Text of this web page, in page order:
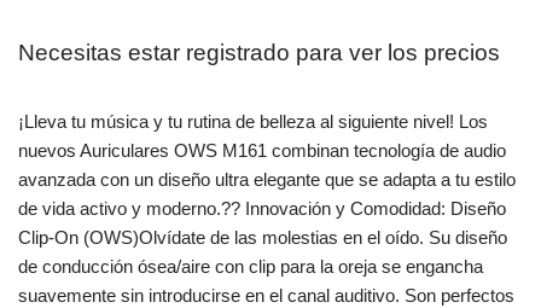
Necesitas estar registrado para ver los precios
¡Lleva tu música y tu rutina de belleza al siguiente nivel! Los
nuevos Auriculares OWS M161 combinan tecnología de audio
avanzada con un diseño ultra elegante que se adapta a tu estilo
de vida activo y moderno.?? Innovación y Comodidad: Diseño
Clip-On (OWS)Olvídate de las molestias en el oído. Su diseño
de conducción ósea/aire con clip para la oreja se engancha
suavemente sin introducirse en el canal auditivo. Son perfectos